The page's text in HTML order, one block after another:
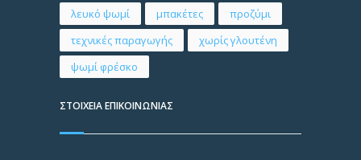
λευκό ψωμί
μπακέτες
προζύμι
τεχνικές παραγωγής
χωρίς γλουτένη
ψωμί φρέσκο
ΣΤΟΙΧΕΙΑ ΕΠΙΚΟΙΝΩΝΙΑΣ